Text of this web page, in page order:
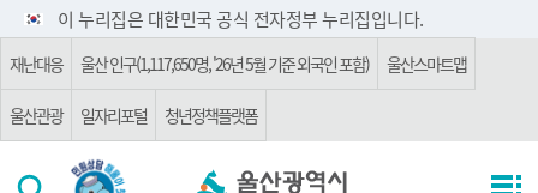
주요 메뉴로 건너뛰기
본문으로가기이 누리집은 대한민국 공식 전자정부 누리집입니다.
재난대응 울산 인구(1,117,650명, '26년 5월 기준 외국인 포함) 울산스마트맵
울산관광 일자리포털 청년정책플랫폼